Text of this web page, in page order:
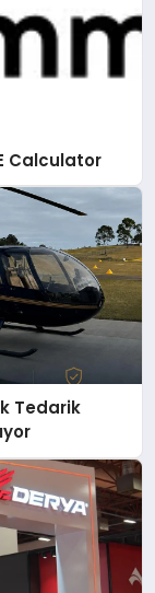
Calculator
Tedarik